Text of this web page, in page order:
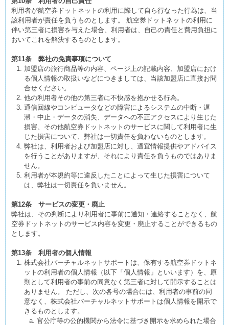
利用者が航空券ドットネットの利用に際して自ら行なった行為は、当
該利用者が責任を負うものとします。 航空券ドットネットの利用に
伴い第三者に損害を与えた場合、利用者は、自己の責任と費用負担に
おいてこれを解決するものとします。
第11条 弊社の免責事項について
加盟店の旅行商品等の内容、ページ上の記載内容、加盟店におけ
る個人情報の取扱いなどにつきましては、当該加盟店に直接お問
合せください。
他の利用者その他の第三者に不快感を抱かせる行為。
通信回線やコンピュータなどの障害によるシステムの中断・遅
滞・中止・データの消失、データへの不正アクセスにより生じた
損害、その他航空券ドットネットのサービスに関して利用者に生
じた損害について、弊社は一切責任を負わないものとします。
弊社は、利用者および加盟店に対し、適宜情報提供やアドバイス
を行うことがありますが、それにより責任を負うものではありま
せん。
利用者が本規約等に違反したことによって生じた損害について
は、弊社は一切責任を負いません。
第12条 サービスの変更・廃止
弊社は、その判断により利用者に事前に通知・連絡することなく、航
空券ドットネットのサービス内容を変更・廃止することができるもの
とします。
第13条 利用者の個人情報
株式会社バーチャルネットサポートは、保有する航空券ドットネ
ットの利用者の個人情報（以下「個人情報」といいます）を、原
則として利用者の事前の同意なく第三者に対して開示することは
ありません。 ただし、次の各号の場合には、利用者の事前の同
意なく、株式会社バーチャルネットサポートは個人情報を開示で
きるものとします。
官公庁等の公的機関から法令に基づき開示を求められた場合